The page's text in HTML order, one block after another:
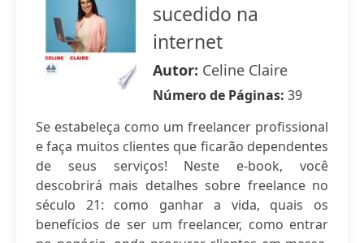
sucedido na
internet
Autor: Celine Claire
Número de Páginas: 39
Se estabeleça como um freelancer profissional
e faça muitos clientes que ficarão dependentes
de seus serviços! Neste e-book, você
descobrirá mais detalhes sobre freelance no
século 21: como ganhar a vida, quais os
benefícios de ser um freelancer, como entrar